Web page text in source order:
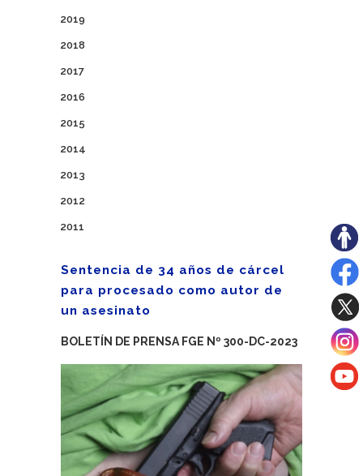
2019
2018
2017
2016
2015
2014
2013
2012
2011
Sentencia de 34 años de cárcel
para procesado como autor de
un asesinato
BOLETÍN DE PRENSA FGE Nº 300-DC-2023